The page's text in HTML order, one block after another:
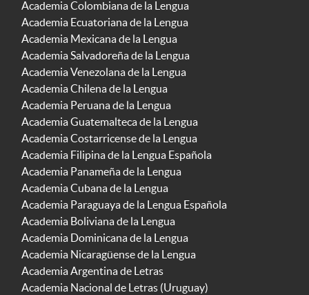
Academia Colombiana de la Lengua
Academia Ecuatoriana de la Lengua
Academia Mexicana de la Lengua
Academia Salvadoreña de la Lengua
Academia Venezolana de la Lengua
Academia Chilena de la Lengua
Academia Peruana de la Lengua
Academia Guatemalteca de la Lengua
Academia Costarricense de la Lengua
Academia Filipina de la Lengua Española
Academia Panameña de la Lengua
Academia Cubana de la Lengua
Academia Paraguaya de la Lengua Española
Academia Boliviana de la Lengua
Academia Dominicana de la Lengua
Academia Nicaragüense de la Lengua
Academia Argentina de Letras
Academia Nacional de Letras (Uruguay)